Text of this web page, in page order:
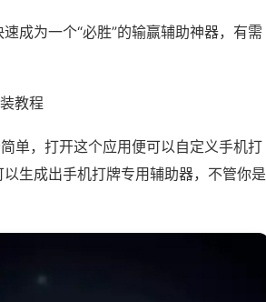
成为一个“必胜”的输赢辅助神器，有需
教程
单，打开这个应用便可以自定义手机打
生成出手机打牌专用辅助器，不管你是